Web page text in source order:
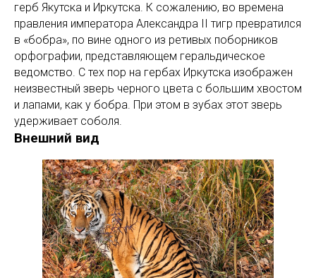
герб Якутска и Иркутска. К сожалению, во времена
правления императора Александра II тигр превратился
в «бобра», по вине одного из ретивых поборников
орфографии, представляющем геральдическое
ведомство. С тех пор на гербах Иркутска изображен
неизвестный зверь черного цвета с большим хвостом
и лапами, как у бобра. При этом в зубах этот зверь
удерживает соболя.
Внешний вид